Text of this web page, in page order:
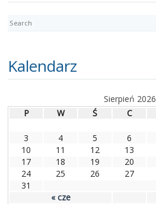
Kalendarz
Sierpień 2026
P
W Ś C
« cze
3
4 5 6
10
11 12 13
17
18 19 20
24
25 26 27
31